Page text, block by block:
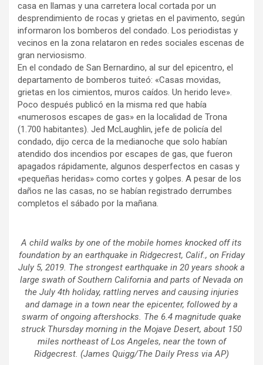
casa en llamas y una carretera local cortada por un
desprendimiento de rocas y grietas en el pavimento, según
informaron los bomberos del condado. Los periodistas y
vecinos en la zona relataron en redes sociales escenas de
gran nerviosismo.
En el condado de San Bernardino, al sur del epicentro, el
departamento de bomberos tuiteó: «Casas movidas,
grietas en los cimientos, muros caídos. Un herido leve».
Poco después publicó en la misma red que había
«numerosos escapes de gas» en la localidad de Trona
(1.700 habitantes). Jed McLaughlin, jefe de policía del
condado, dijo cerca de la medianoche que solo habían
atendido dos incendios por escapes de gas, que fueron
apagados rápidamente, algunos desperfectos en casas y
«pequeñas heridas» como cortes y golpes. A pesar de los
daños ne las casas, no se habían registrado derrumbes
completos el sábado por la mañana.
A child walks by one of the mobile homes knocked off its
foundation by an earthquake in Ridgecrest, Calif., on Friday
July 5, 2019. The strongest earthquake in 20 years shook a
large swath of Southern California and parts of Nevada on
the July 4th holiday, rattling nerves and causing injuries
and damage in a town near the epicenter, followed by a
swarm of ongoing aftershocks. The 6.4 magnitude quake
struck Thursday morning in the Mojave Desert, about 150
miles northeast of Los Angeles, near the town of
Ridgecrest. (James Quigg/The Daily Press via AP)